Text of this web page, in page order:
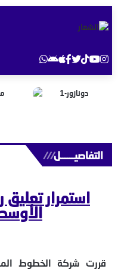
التفاصيــــــل///
استمرار
قررت شركة الخطوط